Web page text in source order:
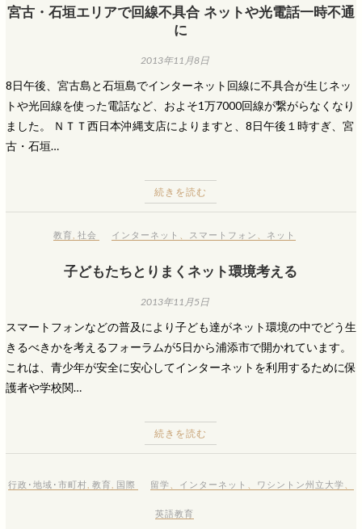
宮古・石垣エリアで回線不具合 ネットや光電話一時不通
に
2013年11月8日
8日午後、宮古島と石垣島でインターネット回線に不具合が生じネッ
トや光回線を使った電話など、およそ1万7000回線が繋がらなくなり
ました。 ＮＴＴ西日本沖縄支店によりますと、8日午後１時すぎ、宮
古・石垣…
続きを読む
教育 ,社会 インターネット スマートフォン ネット
子どもたちとりまくネット環境考える
2013年11月5日
スマートフォンなどの普及により子ども達がネット環境の中でどう生
きるべきかを考えるフォーラムが5日から浦添市で開かれています。
これは、青少年が安全に安心してインターネットを利用するために保
護者や学校関…
続きを読む
行政･地域･市町村 教育 国際 留学 インターネット ワシントン州立大学
英語教育